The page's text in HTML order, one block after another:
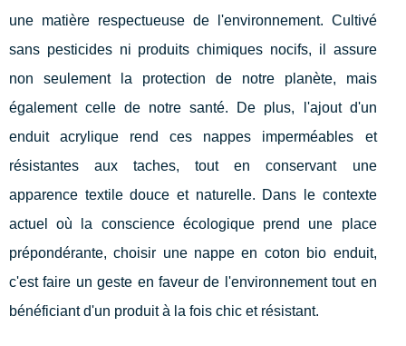
une matière respectueuse de l'environnement. Cultivé
sans pesticides ni produits chimiques nocifs, il assure
non seulement la protection de notre planète, mais
également celle de notre santé. De plus, l'ajout d'un
enduit acrylique rend ces nappes imperméables et
résistantes aux taches, tout en conservant une
apparence textile douce et naturelle. Dans le contexte
actuel où la conscience écologique prend une place
prépondérante, choisir une nappe en coton bio enduit,
c'est faire un geste en faveur de l'environnement tout en
bénéficiant d'un produit à la fois chic et résistant.